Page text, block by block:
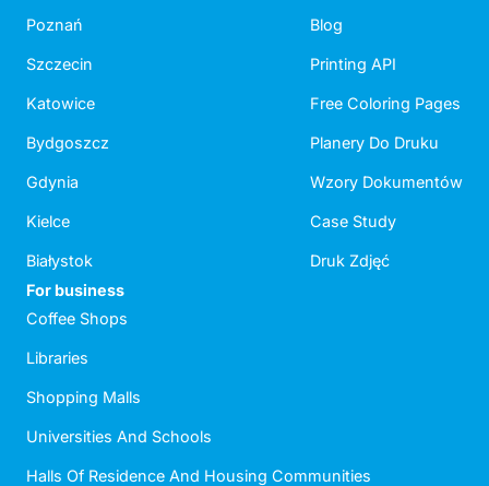
Poznań
Szczecin
Katowice
Bydgoszcz
Gdynia
Kielce
Białystok
Blog
Printing API
Free Coloring Pages
Planery Do Druku
Wzory Dokumentów
Case Study
Druk Zdjęć
For business
Coffee Shops
Libraries
Shopping Malls
Universities And Schools
Halls Of Residence And Housing Communities